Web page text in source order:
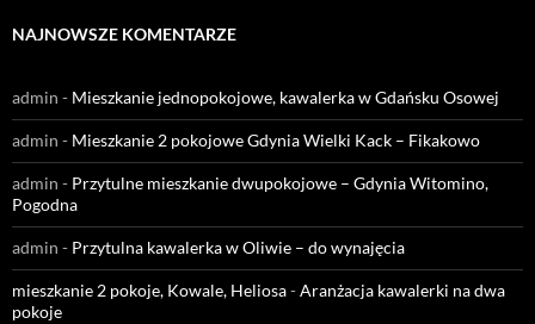
NAJNOWSZE KOMENTARZE
admin - Mieszkanie jednopokojowe, kawalerka w Gdańsku Osowej
admin - Mieszkanie 2 pokojowe Gdynia Wielki Kack – Fikakowo
admin - Przytulne mieszkanie dwupokojowe – Gdynia Witomino,
Pogodna
admin - Przytulna kawalerka w Oliwie – do wynajęcia
mieszkanie 2 pokoje, Kowale, Heliosa-Aranżacja kawalerki na dwa
pokoje